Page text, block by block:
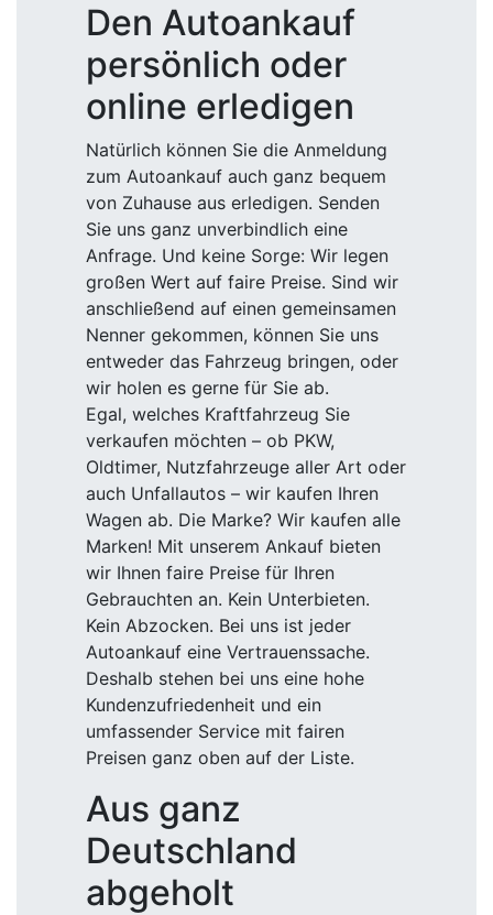
Den Autoankauf
persönlich oder
online erledigen
Natürlich können Sie die Anmeldung
zum Autoankauf auch ganz bequem
von Zuhause aus erledigen. Senden
Sie uns ganz unverbindlich eine
Anfrage. Und keine Sorge: Wir legen
großen Wert auf faire Preise. Sind wir
anschließend auf einen gemeinsamen
Nenner gekommen, können Sie uns
entweder das Fahrzeug bringen, oder
wir holen es gerne für Sie ab.
Egal, welches Kraftfahrzeug Sie
verkaufen möchten – ob PKW,
Oldtimer, Nutzfahrzeuge aller Art oder
auch Unfallautos – wir kaufen Ihren
Wagen ab. Die Marke? Wir kaufen alle
Marken! Mit unserem Ankauf bieten
wir Ihnen faire Preise für Ihren
Gebrauchten an. Kein Unterbieten.
Kein Abzocken. Bei uns ist jeder
Autoankauf eine Vertrauenssache.
Deshalb stehen bei uns eine hohe
Kundenzufriedenheit und ein
umfassender Service mit fairen
Preisen ganz oben auf der Liste.
Aus ganz
Deutschland
abgeholt